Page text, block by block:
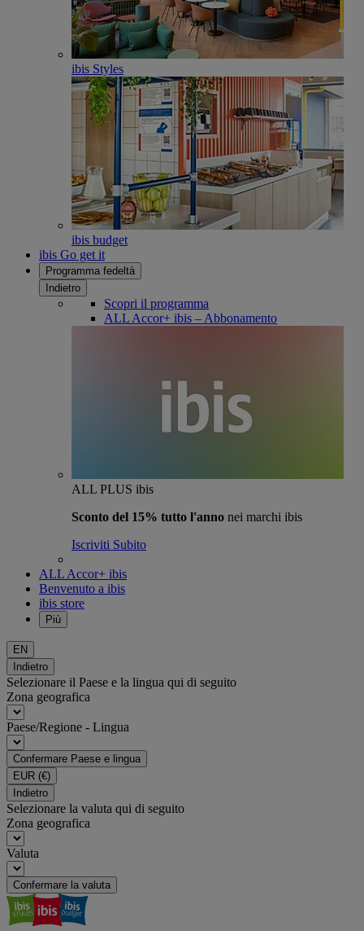
ibis Styles
ibis budget
ibis Go get it
Programma fedeltà
Indietro
Scopri il programma
ALL Accor+ ibis – Abbonamento
ALL PLUS ibis
Sconto del 15% tutto l'anno nei marchi ibis
Iscriviti Subito
ALL Accor+ ibis
Benvenuto a ibis
ibis store
Più
EN
Indietro
Selezionare il Paese e la lingua qui di seguito
Zona geografica
Paese/Regione - Lingua
Confermare Paese e lingua
EUR (€)
Indietro
Selezionare la valuta qui di seguito
Zona geografica
Valuta
Confermare la valuta